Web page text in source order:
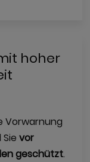
hoher
Vorwarnung
vor
geschützt.